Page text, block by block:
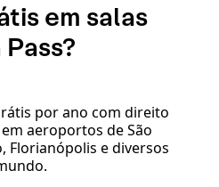
em salas
por ano com direito
aeroportos de São
Florianópolis e diversos